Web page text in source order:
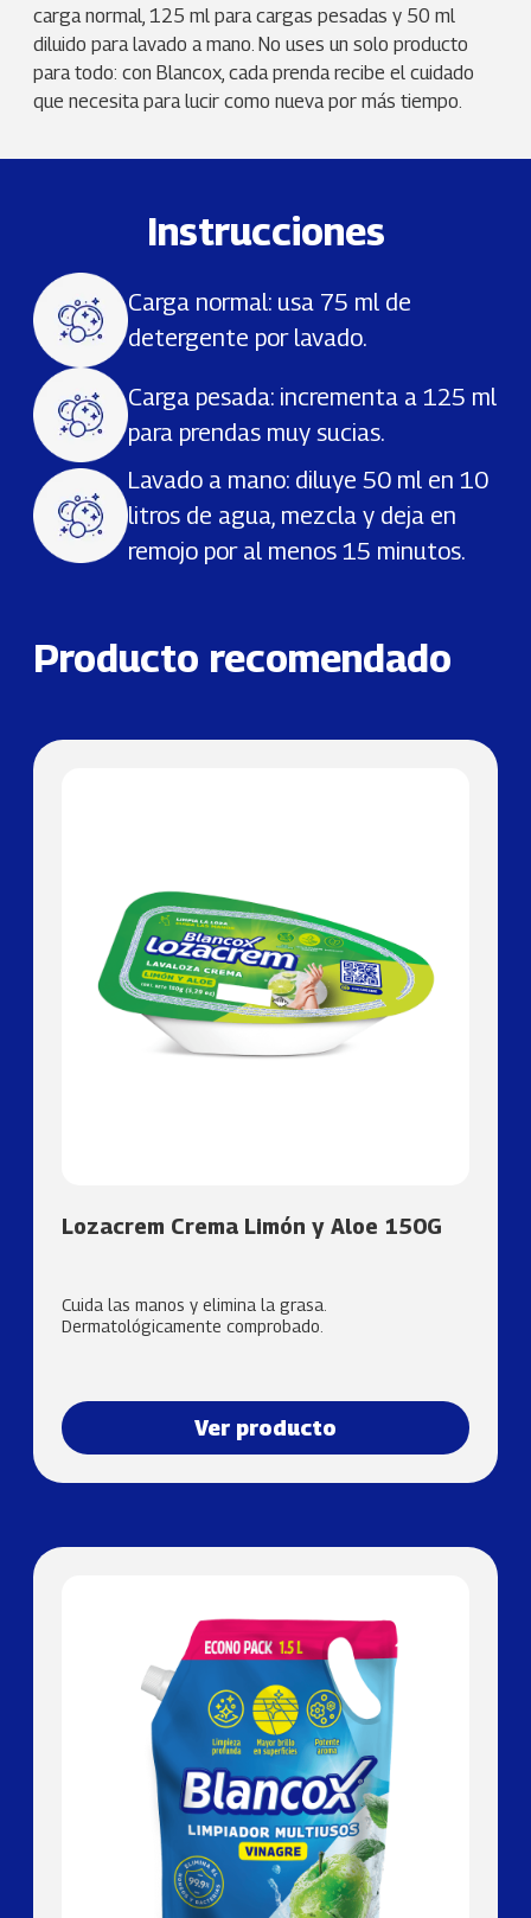
carga normal, 125 ml para cargas pesadas y 50 ml
diluido para lavado a mano. No uses un solo producto
para todo: con Blancox, cada prenda recibe el cuidado
que necesita para lucir como nueva por más tiempo.
Instrucciones
Carga normal: usa 75 ml de
detergente por lavado.
Carga pesada: incrementa a 125 ml
para prendas muy sucias.
Lavado a mano: diluye 50 ml en 10
litros de agua, mezcla y deja en
remojo por al menos 15 minutos.
Producto recomendado
Lozacrem Crema Limón y Aloe 150G
Cuida las manos y elimina la grasa.
Dermatológicamente comprobado.
Ver producto